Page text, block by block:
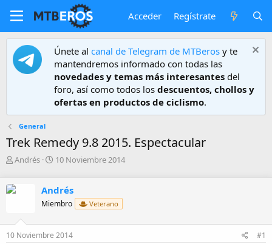
Acceder Regístrate
Únete al canal de Telegram de MTBeros y te
mantendremos informado con todas las
novedades y temas más interesantes del
foro, así como todos los descuentos, chollos y
ofertas en productos de ciclismo.
General
Trek Remedy 9.8 2015. Espectacular
A
o
Andrés
F
h
a
e
i
10 Noviembre 2014
Andrés
Miembro Veterano
10 Noviembre 2014 #1